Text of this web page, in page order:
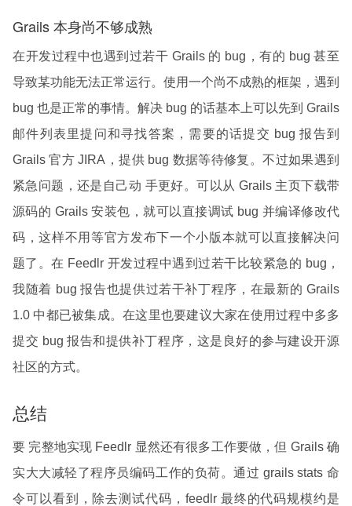
Grails 本身尚不够成熟
在开发过程中也遇到过若干 Grails 的 bug，有的 bug 甚至
导致某功能无法正常运行。使用一个尚不成熟的框架，遇到
bug 也是正常的事情。解决 bug 的话基本上可以先到 Grails
邮件列表里提问和寻找答案，需要的话提交 bug 报告到
Grails 官方 JIRA，提供 bug 数据等待修复。不过如果遇到
紧急问题，还是自己动 手更好。可以从 Grails 主页下载带
源码的 Grails 安装包，就可以直接调试 bug 并编译修改代
码，这样不用等官方发布下一个小版本就可以直接解决问
题了。在 Feedlr 开发过程中遇到过若干比较紧急的 bug，
我随着 bug 报告也提供过若干补丁程序，在最新的 Grails
1.0 中都已被集成。在这里也要建议大家在使用过程中多多
提交 bug 报告和提供补丁程序，这是良好的参与建设开源
社区的方式。
总结
要 完整地实现 Feedlr 显然还有很多工作要做，但 Grails 确
实大大减轻了程序员编码工作的负荷。通过 grails stats 命
令可以看到，除去测试代码，feedlr 最终的代码规模约是